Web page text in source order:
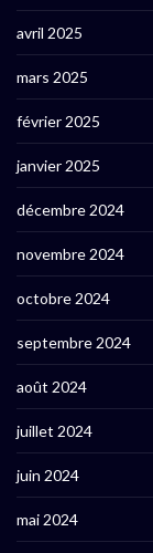
avril 2025
mars 2025
février 2025
janvier 2025
décembre 2024
novembre 2024
octobre 2024
septembre 2024
août 2024
juillet 2024
juin 2024
mai 2024